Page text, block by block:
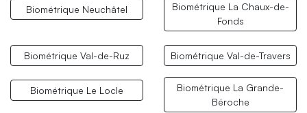
Biométrique Neuchâtel
Biométrique La Chaux-de-
Fonds
Biométrique Val-de-Ruz Biométrique Val-de-Travers
Biométrique Le Locle
Biométrique La Grande-
Béroche